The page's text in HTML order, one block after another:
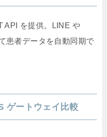
API を提供。LINE や
患者データを自動同期で
ゲートウェイ比較